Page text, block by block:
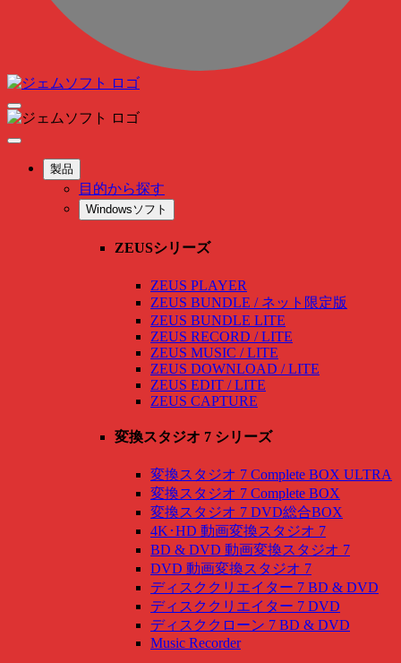
製品
目的から探す
Windowsソフト
ZEUSシリーズ
ZEUS PLAYER
ZEUS BUNDLE / ネット限定版
ZEUS BUNDLE LITE
ZEUS RECORD / LITE
ZEUS MUSIC / LITE
ZEUS DOWNLOAD / LITE
ZEUS EDIT / LITE
ZEUS CAPTURE
変換スタジオ 7 シリーズ
変換スタジオ 7 Complete BOX ULTRA
変換スタジオ 7 Complete BOX
変換スタジオ 7 DVD総合BOX
4K･HD 動画変換スタジオ 7
BD & DVD 動画変換スタジオ 7
DVD 動画変換スタジオ 7
ディスククリエイター 7 BD & DVD
ディスククリエイター 7 DVD
ディスククローン 7 BD & DVD
Music Recorder